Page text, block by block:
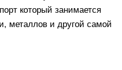
который занимается
металлов и другой самой